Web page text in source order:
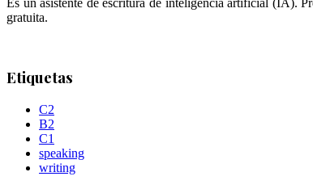
gratuita.
Etiquetas
C2
B2
C1
speaking
writing